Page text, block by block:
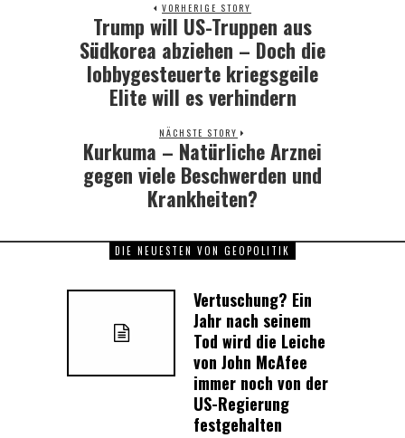
VORHERIGE STORY
Previous
post:
Trump will US-Truppen aus
Südkorea abziehen – Doch die
lobbygesteuerte kriegsgeile
Elite will es verhindern
NÄCHSTE STORY
Next
post:
Kurkuma – Natürliche Arznei
gegen viele Beschwerden und
Krankheiten?
DIE NEUESTEN VON GEOPOLITIK
Vertuschung? Ein
Jahr nach seinem
Tod wird die Leiche
von John McAfee
immer noch von der
US-Regierung
festgehalten